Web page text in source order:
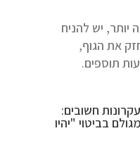
יש להניח
את הגוף,
תוספים.
חשובים:
בביטוי "יהיו